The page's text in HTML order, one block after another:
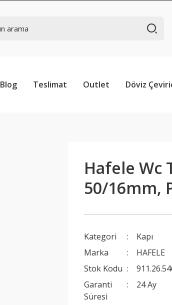
Blog Teslimat Outlet Döviz
Hafele Wc
50/16mm,
Kategori
Kapı
Marka
HAFELE
Stok Kodu
Garanti
Süresi
24 Ay